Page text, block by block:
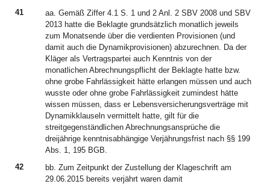
41
aa. Gemäß Ziffer 4.1 S. 1 und 2 Anl. 2 SBV 2008 und SBV
2013 hatte die Beklagte grundsätzlich monatlich jeweils
zum Monatsende über die verdienten Provisionen (und
damit auch die Dynamikprovisionen) abzurechnen. Da der
Kläger als Vertragspartei auch Kenntnis von der
monatlichen Abrechnungspflicht der Beklagte hatte bzw.
ohne grobe Fahrlässigkeit hätte erlangen müssen und auch
wusste oder ohne grobe Fahrlässigkeit zumindest hätte
wissen müssen, dass er Lebensversicherungsverträge mit
Dynamikklauseln vermittelt hatte, gilt für die
streitgegenständlichen Abrechnungsansprüche die
dreijährige kenntnisabhängige Verjährungsfrist nach §§ 199
Abs. 1, 195 BGB.
42
bb. Zum Zeitpunkt der Zustellung der Klageschrift am
29.06.2015 bereits verjährt waren damit